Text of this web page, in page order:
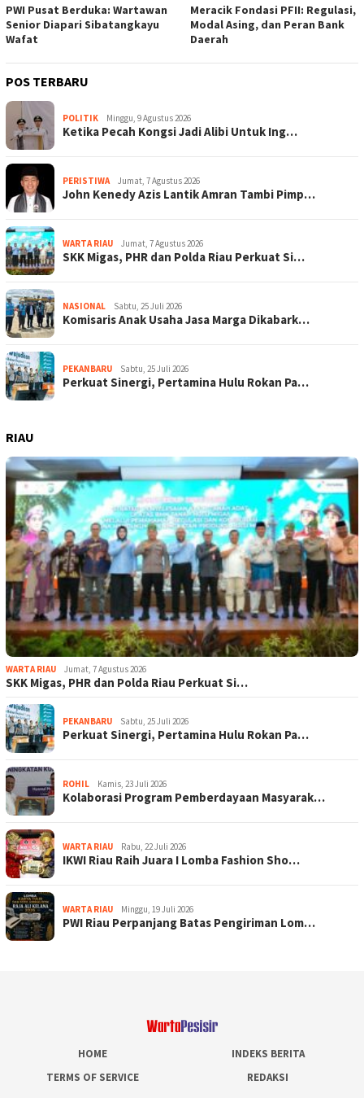
PWI Pusat Berduka: Wartawan
Senior Diapari Sibatangkayu
Wafat
Meracik Fondasi PFII: Regulasi,
Modal Asing, dan Peran Bank
Daerah
POS TERBARU
POLITIK Minggu, 9 Agustus 2026
Ketika Pecah Kongsi Jadi Alibi Untuk Ing…
PERISTIWA Jumat, 7 Agustus 2026
John Kenedy Azis Lantik Amran Tambi Pimp…
WARTA RIAU Jumat, 7 Agustus 2026
SKK Migas, PHR dan Polda Riau Perkuat Si…
NASIONAL Sabtu, 25 Juli 2026
Komisaris Anak Usaha Jasa Marga Dikabark…
PEKANBARU Sabtu, 25 Juli 2026
Perkuat Sinergi, Pertamina Hulu Rokan Pa…
RIAU
WARTA RIAU Jumat, 7 Agustus 2026
SKK Migas, PHR dan Polda Riau Perkuat Si…
PEKANBARU Sabtu, 25 Juli 2026
Perkuat Sinergi, Pertamina Hulu Rokan Pa…
ROHIL Kamis, 23 Juli 2026
Kolaborasi Program Pemberdayaan Masyarak…
WARTA RIAU Rabu, 22 Juli 2026
IKWI Riau Raih Juara I Lomba Fashion Sho…
WARTA RIAU Minggu, 19 Juli 2026
PWI Riau Perpanjang Batas Pengiriman Lom…
HOME
INDEKS BERITA
TERMS OF SERVICE
REDAKSI